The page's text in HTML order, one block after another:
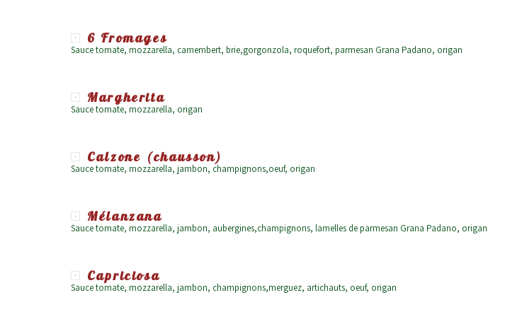
6 Fromages
Sauce tomate, mozzarella, camembert, brie,gorgonzola, roquefort, parmesan Grana Padano, origan
Margherita
Sauce tomate, mozzarella, origan
Calzone (chausson)
Sauce tomate, mozzarella, jambon, champignons,oeuf, origan
Mélanzana
Sauce tomate, mozzarella, jambon, aubergines,champignons, lamelles de parmesan Grana Padano, origan
Capriciosa
Sauce tomate, mozzarella, jambon, champignons,merguez, artichauts, oeuf, origan